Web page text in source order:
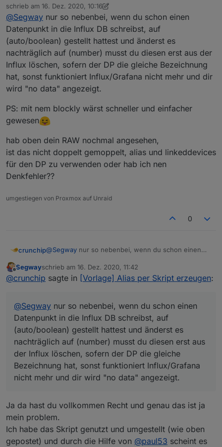
Das Problem mit der DB ist eher der
"storageType".
Ja das hatte ich auch gelesen und habe es einfach
per Hand geändert unter RAW aber dann schreibt die
Influx nicht mehr da sie den Datentyp nicht kennt :-(
Also warte ich mal :-(
Abwesend
schrieb am 16. Dez. 2020, 10:16
zuletzt editiert von crunchip
@Segway nur so nebenbei, wenn du schon einen
Datenpunkt in die Influx DB schreibst, auf
(auto/boolean) gestellt hattest und änderst es
nachträglich auf (number) musst du diesen erst aus der
Influx löschen, sofern der DP die gleiche Bezeichnung
hat, sonst funktioniert Influx/Grafana nicht mehr und dir
wird "no data" angezeigt.
PS: mit nem blockly wärst schneller und einfacher
gewesen
hab oben dein RAW nochmal angesehen,
ist das nicht doppelt gemoppelt, alias und linkeddevices
für den DP zu verwenden oder hab ich nen
Denkfehler??
umgestiegen von Proxmox auf Unraid
0
crunchip@Segway nur so nebenbei, wenn du schon einen
(auto/boolean) gestellt hattest und änderst es
nachträglich auf (number) musst du diesen erst aus
nicht mehr und dir wird "no data" angezeigt.
PS: mit nem blockly wärst schneller und einfacher
gewesen
linkeddevices für den DP zu verwenden oder hab ich
nen Denkfehler??
Segwayschrieb am 16. Dez. 2020, 11:42
zuletzt editiert von
@crunchip sagte in [Vorlage] Alias per Skript erzeugen:
@Segway nur so nebenbei, wenn du schon einen
Datenpunkt in die Influx DB schreibst, auf
(auto/boolean) gestellt hattest und änderst es
nachträglich auf (number) musst du diesen erst aus
der Influx löschen, sofern der DP die gleiche
Bezeichnung hat, sonst funktioniert Influx/Grafana
nicht mehr und dir wird "no data" angezeigt.
Ja da hast du vollkommen Recht und genau das ist ja
mein problem.
Ich habe das Skript genutzt und umgestellt (wie oben
gepostet) und durch die Hilfe von @paul53 scheint es